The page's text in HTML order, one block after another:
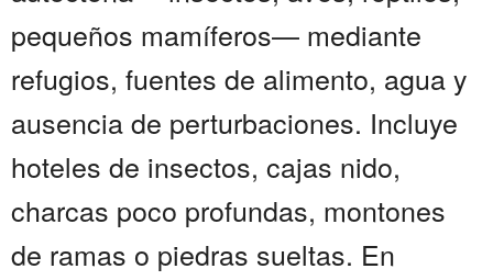
pequeños mamíferos— mediante
refugios, fuentes de alimento, agua y
ausencia de perturbaciones. Incluye
hoteles de insectos, cajas nido,
charcas poco profundas, montones
de ramas o piedras sueltas. En